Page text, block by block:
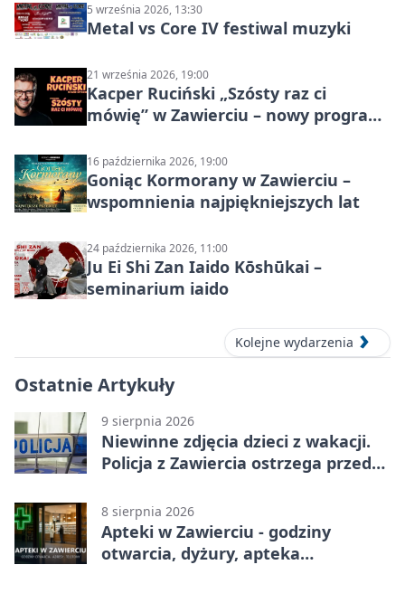
5 września 2026, 13:30
Metal vs Core IV festiwal muzyki
21 września 2026, 19:00
Kacper Ruciński „Szósty raz ci
mówię” w Zawierciu – nowy program
16 października 2026, 19:00
Goniąc Kormorany w Zawierciu –
wspomnienia najpiękniejszych lat
24 października 2026, 11:00
Ju Ei Shi Zan Iaido Kōshūkai –
seminarium iaido
Kolejne wydarzenia
Ostatnie Artykuły
9 sierpnia 2026
Niewinne zdjęcia dzieci z wakacji.
Policja z Zawiercia ostrzega przed
8 sierpnia 2026
Apteki w Zawierciu - godziny
otwarcia, dyżury, apteka